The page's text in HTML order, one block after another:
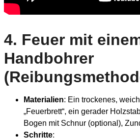
4. Feuer mit
Handbohrer
Materialien: Ein trockenes,
„Feuerbrett“, ein gerader
Bogen mit Schnur (optional),
Schritte: